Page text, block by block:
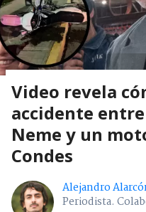
Video revela
accidente
Neme y un
Condes
Alejandro
Periodista.